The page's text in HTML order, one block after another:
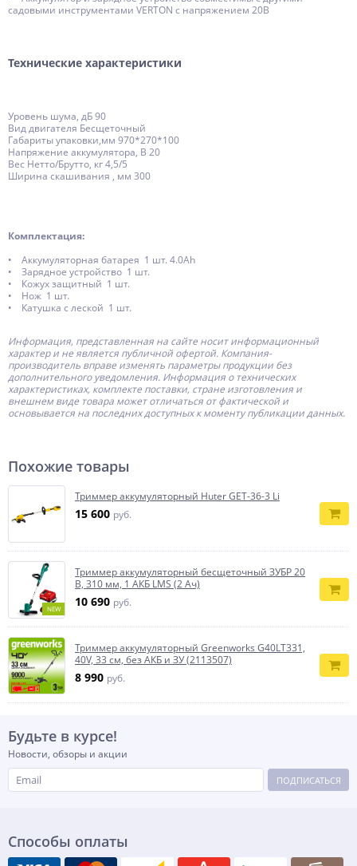
садовыми инструментами VERTON с напряжением 20В
Технические характеристики
Уровень шума, дБ 90
Вид двигателя Бесщеточный
Габариты упаковки,мм 970*270*100
Напряжение аккумулятора, В 20
Вес Нетто/Брутто, кг 4,5/5
Ширина скашивания , мм 300
Комплектация:
• Аккумуляторная батарея 1 шт. 4.0Ah
• Зарядное устройство 1 шт.
• Кожух защитный 1 шт.
• Нож 1 шт.
• Катушка с леской 1 шт.
Информация, представленная на сайте носит информационный
характер и не является публичной офертой. Компания-
производитель вправе изменять параметры продукции без
дополнительного уведомления. Информация о технических
характеристиках, комплекте поставки, стране изготовления и
внешнем виде товара может отличаться от фактической и
основывается на последних доступных к моменту публикации данных.
Похожие товары
Триммер аккумуляторный Huter GET-36-3 Li
15 600 руб.
NEW
Триммер аккумуляторный бесщеточный ЗУБР 20
В, 310 мм, 1 АКБ LMS (2 Ач)
10 690 руб.
Триммер аккумуляторный Greenworks G40LT331,
40V, 33 см, без АКБ и ЗУ (2113507)
8 990 руб.
Будьте в курсе!
Новости, обзоры и акции
ПОДПИСАТЬСЯ
Способы оплаты